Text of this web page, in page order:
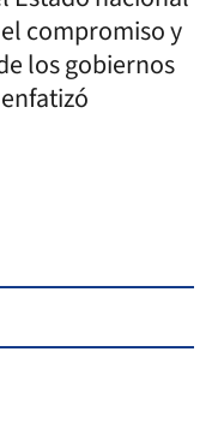
compromiso y
los gobiernos